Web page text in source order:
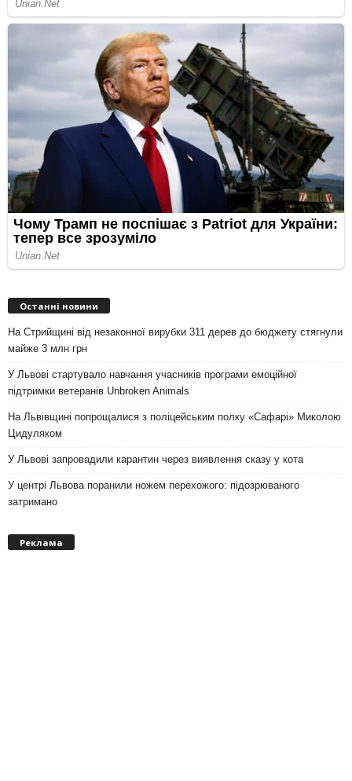
Останні новини
На Стрийщині від незаконної вирубки 311 дерев до бюджету стягнули
майже 3 млн грн
У Львові стартувало навчання учасників програми емоційної
підтримки ветеранів Unbroken Animals
На Львівщині попрощалися з поліцейським полку «Сафарі» Миколою
Цидуляком
У Львові запровадили карантин через виявлення сказу у кота
У центрі Львова поранили ножем перехожого: підозрюваного
затримано
Реклама